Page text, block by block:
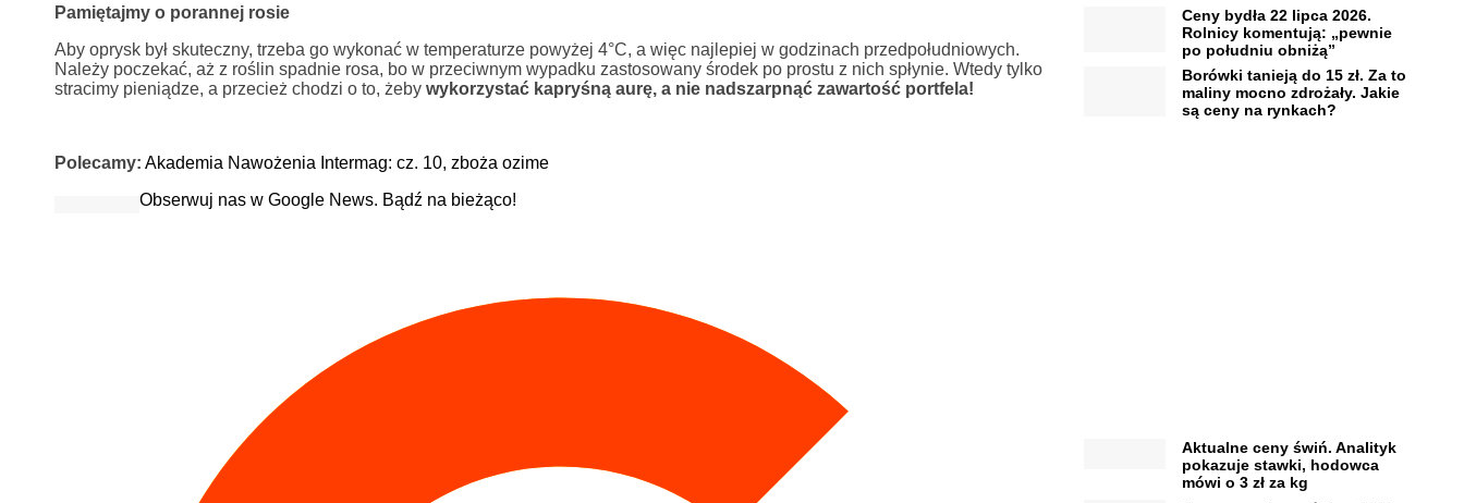
Pamiętajmy o porannej rosie
Aby oprysk był skuteczny, trzeba go wykonać w temperaturze powyżej 4°C, a więc najlepiej w godzinach przedpołudniowych.
Należy poczekać, aż z roślin spadnie rosa, bo w przeciwnym wypadku zastosowany środek po prostu z nich spłynie. Wtedy tylko
stracimy pieniądze, a przecież chodzi o to, żeby wykorzystać kapryśną aurę, a nie nadszarpnąć zawartość portfela!
Polecamy: Akademia Nawożenia Intermag: cz. 10, zboża ozime
Obserwuj nas w Google News. Bądź na bieżąco!
Ceny bydła 22 lipca 2026.
Rolnicy komentują: „pewnie
po południu obniżą”
Borówki tanieją do 15 zł. Za to
maliny mocno zdrożały. Jakie
są ceny na rynkach?
Aktualne ceny świń. Analityk
pokazuje stawki, hodowca
mówi o 3 zł za kg